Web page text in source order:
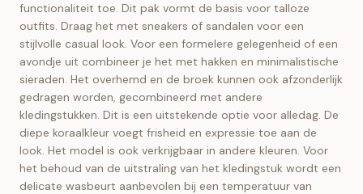
functionaliteit toe. Dit pak vormt de basis voor talloze
outfits. Draag het met sneakers of sandalen voor een
stijlvolle casual look. Voor een formelere gelegenheid of een
avondje uit combineer je het met hakken en minimalistische
sieraden. Het overhemd en de broek kunnen ook afzonderlijk
gedragen worden, gecombineerd met andere
kledingstukken. Dit is een uitstekende optie voor alledag. De
diepe koraalkleur voegt frisheid en expressie toe aan de
look. Het model is ook verkrijgbaar in andere kleuren. Voor
het behoud van de uitstraling van het kledingstuk wordt een
delicate wasbeurt aanbevolen bij een temperatuur van